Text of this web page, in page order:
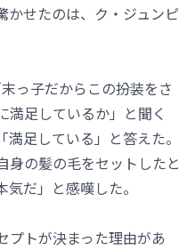
かせたのは、ク・ジュンピ
っ子だからこの扮装をさ
満足しているか」と聞く
足している」と答えた。
身の髪の毛をセットしたと
だ」と感嘆した。
プトが決まった理由があ